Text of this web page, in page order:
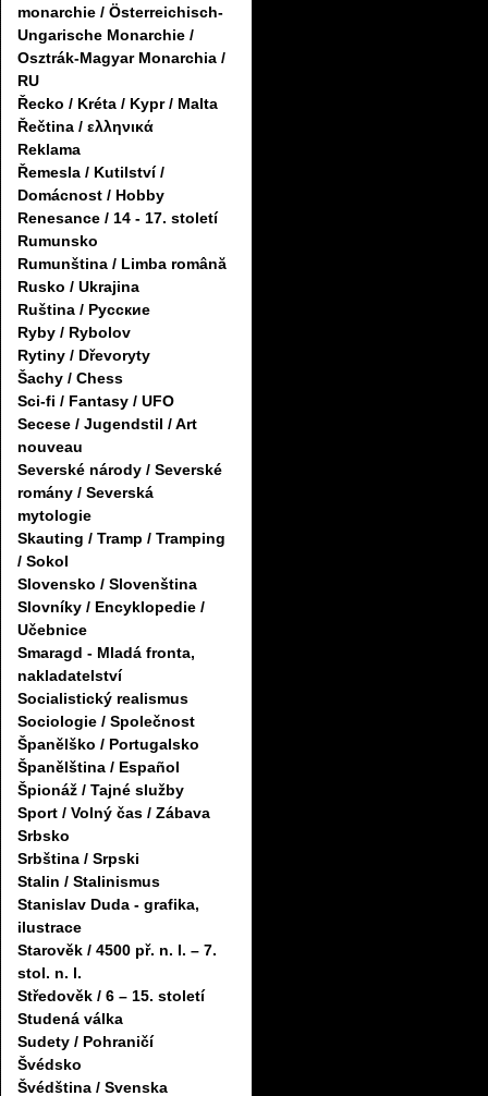
monarchie / Österreichisch-
Ungarische Monarchie /
Osztrák-Magyar Monarchia /
RU
Řecko / Kréta / Kypr / Malta
Řečtina / ελληνικά
Reklama
Řemesla / Kutilství /
Domácnost / Hobby
Renesance / 14 - 17. století
Rumunsko
Rumunština / Limba română
Rusko / Ukrajina
Ruština / Русские
Ryby / Rybolov
Rytiny / Dřevoryty
Šachy / Chess
Sci-fi / Fantasy / UFO
Secese / Jugendstil / Art
nouveau
Severské národy / Severské
romány / Severská
mytologie
Skauting / Tramp / Tramping
/ Sokol
Slovensko / Slovenština
Slovníky / Encyklopedie /
Učebnice
Smaragd - Mladá fronta,
nakladatelství
Socialistický realismus
Sociologie / Společnost
Španělško / Portugalsko
Španělština / Español
Špionáž / Tajné služby
Sport / Volný čas / Zábava
Srbsko
Srbština / Srpski
Stalin / Stalinismus
Stanislav Duda - grafika,
ilustrace
Starověk / 4500 př. n. l. – 7.
stol. n. l.
Středověk / 6 – 15. století
Studená válka
Sudety / Pohraničí
Švédsko
Švédština / Svenska